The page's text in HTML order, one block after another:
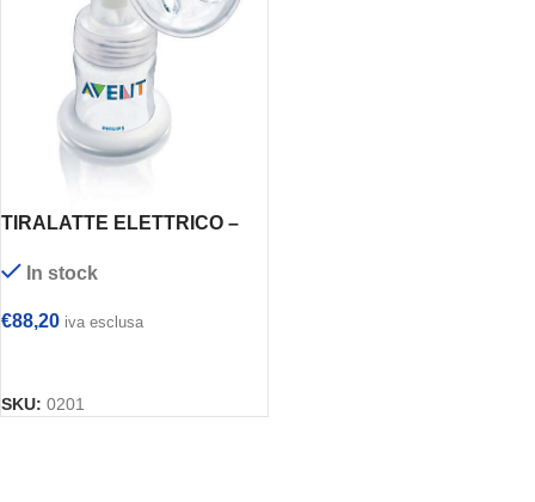
TIRALATTE ELETTRICO –
SCF312/01
In stock
€88,20 iva esclusa
SKU: 0201